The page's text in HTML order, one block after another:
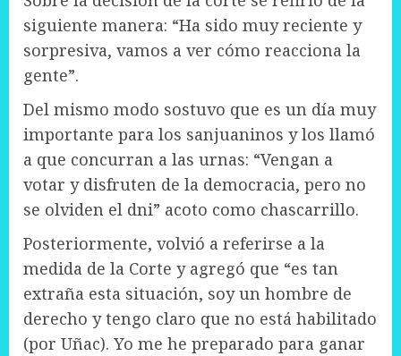
siguiente manera: “Ha sido muy reciente y
sorpresiva, vamos a ver cómo reacciona la
gente”.
Del mismo modo sostuvo que es un día muy
importante para los sanjuaninos y los llamó
a que concurran a las urnas: “Vengan a
votar y disfruten de la democracia, pero no
se olviden el dni” acoto como chascarrillo.
Posteriormente, volvió a referirse a la
medida de la Corte y agregó que “es tan
extraña esta situación, soy un hombre de
derecho y tengo claro que no está habilitado
(por Uñac). Yo me he preparado para ganar